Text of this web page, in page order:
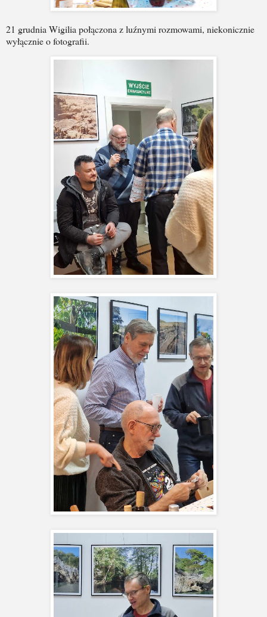
21 grudnia Wigilia połączona z luźnymi rozmowami, niekonicznie
wyłącznie o fotografii.